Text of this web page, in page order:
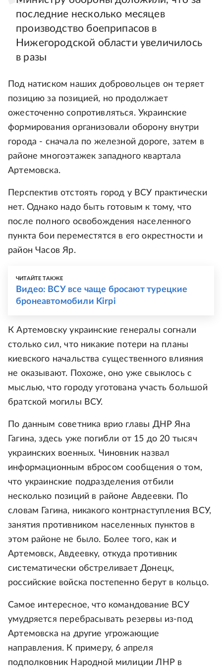
последние несколько месяцев
производство боеприпасов в
Нижегородской области увеличилось
в разы
Под натиском наших добровольцев он теряет
позицию за позицией, но продолжает
ожесточенно сопротивляться. Украинские
формирования организовали оборону внутри
города - сначала по железной дороге, затем в
районе многоэтажек западного квартала
Артемовска.
Перспектив отстоять город у ВСУ практически
нет. Однако надо быть готовым к тому, что
после полного освобождения населенного
пункта бои переместятся в его окрестности и
район Часов Яр.
ЧИТАЙТЕ ТАКЖЕ
Видео: ВСУ все чаще бросают турецкие
бронеавтомобили Kirpi
К Артемовску украинские генералы согнали
столько сил, что никакие потери на планы
киевского начальства существенного влияния
не оказывают. Похоже, оно уже свыклось с
мыслью, что городу уготована участь большой
братской могилы ВСУ.
По данным советника врио главы ДНР Яна
Гагина, здесь уже погибли от 15 до 20 тысяч
украинских военных. Чиновник назвал
информационным вбросом сообщения о том,
что украинские подразделения отбили
несколько позиций в районе Авдеевки. По
словам Гагина, никакого контрнаступления ВСУ,
занятия противником населенных пунктов в
этом районе не было. Более того, как и
Артемовск, Авдеевку, откуда противник
систематически обстреливает Донецк,
российские войска постепенно берут в кольцо.
Самое интересное, что командование ВСУ
умудряется перебрасывать резервы из-под
Артемовска на другие угрожающие
направления. К примеру, 6 апреля
подполковник Народной милиции ЛНР в